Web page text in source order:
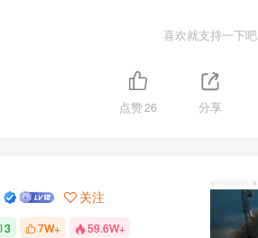
喜欢就支持一下吧
点赞26 分享
关注
3 7W+ 59.6W+